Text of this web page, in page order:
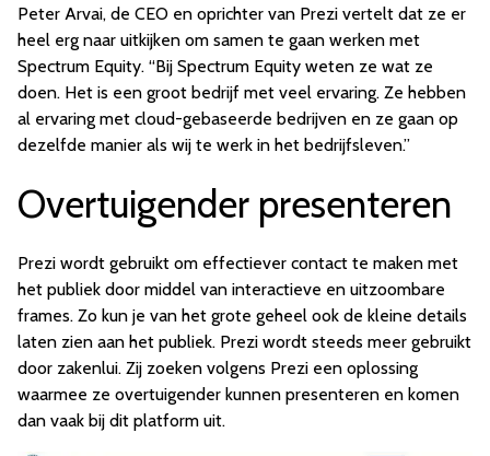
Peter Arvai, de CEO en oprichter van Prezi vertelt dat ze er
heel erg naar uitkijken om samen te gaan werken met
Spectrum Equity. “Bij Spectrum Equity weten ze wat ze
doen. Het is een groot bedrijf met veel ervaring. Ze hebben
al ervaring met cloud-gebaseerde bedrijven en ze gaan op
dezelfde manier als wij te werk in het bedrijfsleven.”
Overtuigender presenteren
Prezi wordt gebruikt om effectiever contact te maken met
het publiek door middel van interactieve en uitzoombare
frames. Zo kun je van het grote geheel ook de kleine details
laten zien aan het publiek. Prezi wordt steeds meer gebruikt
door zakenlui. Zij zoeken volgens Prezi een oplossing
waarmee ze overtuigender kunnen presenteren en komen
dan vaak bij dit platform uit.